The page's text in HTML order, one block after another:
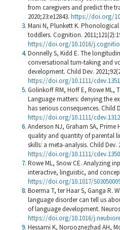
from caregivers and predict the
2020;23:e12843. https://doi.org/
Mani N, Plunkett K.
toddlers. Cognition.
https://doi.org/10.1016/
Donnelly S, Kidd E. The
conversational turn-taking and
development. Child Dev.
https://doi.org/10.1111/
Golinkoff RM, Hoff E, Rowe ML,
Language matters: denying the
has serious consequences. Child
https://doi.org/10.1111/
Anderson NJ, Graham SA, Prime
quality and quantity of parental
skills: a meta-analysis. Child Dev.
https://doi.org/10.1111/
Rowe ML, Snow CE. Analyzing
interactive, linguistic, and
https://doi.org/10.1017/
Boerma T, ter Haar S, Ganga R.
language disorder can tell us
of language development.
https://doi.org/10.1016/
Hessami K, Norooznezhad AH,